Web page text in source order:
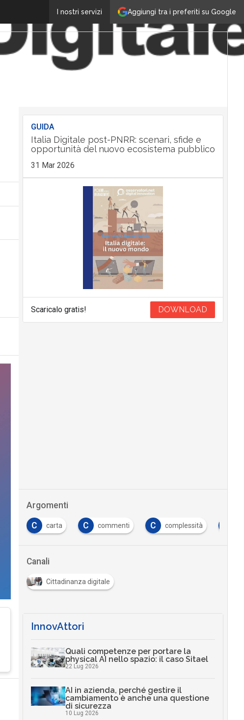
Aggiungi tra i preferiti su Google
I nostri servizi
GUIDA
Italia Digitale post-PNRR: scenari, sfide e
opportunità del nuovo ecosistema pubblico
31 Mar 2026
Scaricalo gratis! DOWNLOAD
Argomenti
C carta C commenti C complessità
Canali
Cittadinanza digitale
InnovAttori
Quali competenze per portare la
physical AI nello spazio: il caso Sitael
22 Lug 2026
AI in azienda, perché gestire il
cambiamento è anche una questione
di sicurezza
10 Lug 2026